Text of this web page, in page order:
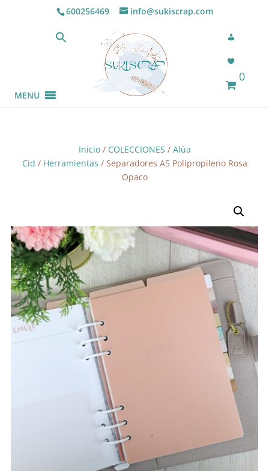
600256469 info@sukiscrap.com
0
MENU
Inicio/ COLECCIONES / Alúa
Cid / Herramientas / Separadores A5 Polipropileno Rosa
Opaco